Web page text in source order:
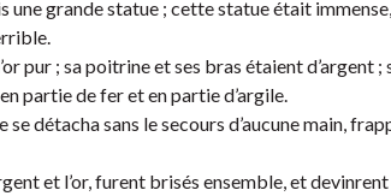
une grande statue ; cette statue était
pur ; sa poitrine et ses bras étaient d’argent ;
partie de fer et en partie d’argile.
se détacha sans le secours d’aucune main,
et l’or, furent brisés ensemble, et